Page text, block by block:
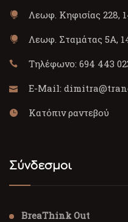
Λεωφ. Κηφισίας 228,
Λεωφ. Σταμάτας 5Α,
Τηλέφωνο: 694 443
E-Mail:
Κατόπιν ραντεβού
Σύνδεσμοι
BreaThink Out